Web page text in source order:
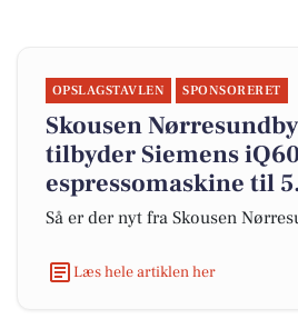
OPSLAGSTAVLEN SPONSORERET
Skousen
tilbyder Siemens
espressomaskine til
Så er der nyt fra Skousen
Læs hele artiklen her